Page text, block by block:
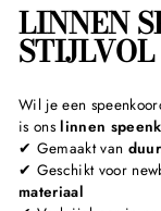
LINNEN
Wil je een
is onslinnen
✔ Gemaakt van
✔ Geschikt voor
materiaal